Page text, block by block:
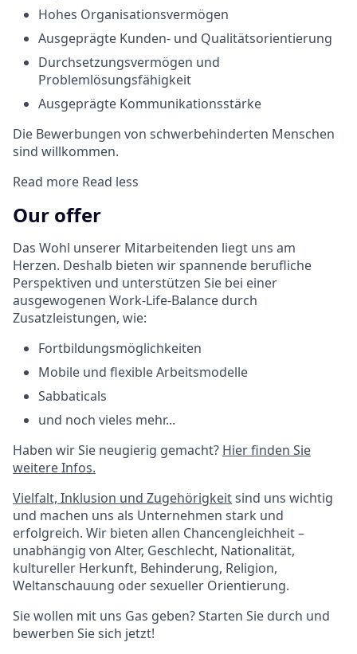
Hohes Organisationsvermögen
Ausgeprägte Kunden- und Qualitätsorientierung
Durchsetzungsvermögen und
Problemlösungsfähigkeit
Ausgeprägte Kommunikationsstärke
Die Bewerbungen von schwerbehinderten Menschen
sind willkommen.
Read more Read less
Our offer
Das Wohl unserer Mitarbeitenden liegt uns am
Herzen. Deshalb bieten wir spannende berufliche
Perspektiven und unterstützen Sie bei einer
ausgewogenen Work-Life-Balance durch
Zusatzleistungen, wie:
Fortbildungsmöglichkeiten
Mobile und flexible Arbeitsmodelle
Sabbaticals
und noch vieles mehr...
Haben wir Sie neugierig gemacht? Hier finden Sie
weitere Infos.
Vielfalt, Inklusion und Zugehörigkeitsind uns wichtig
und machen uns als Unternehmen stark und
erfolgreich. Wir bieten allen Chancengleichheit –
unabhängig von Alter, Geschlecht, Nationalität,
kultureller Herkunft, Behinderung, Religion,
Weltanschauung oder sexueller Orientierung.
Sie wollen mit uns Gas geben? Starten Sie durch und
bewerben Sie sich jetzt!